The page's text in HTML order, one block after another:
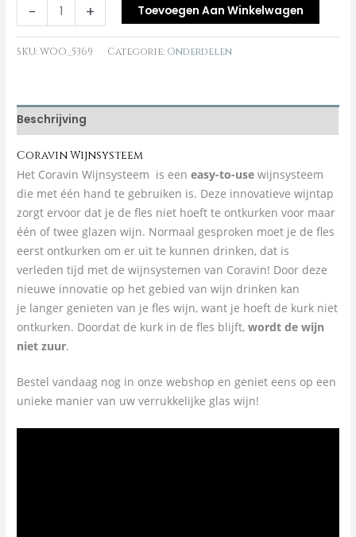
- + Toevoegen Aan Winkelwagen
SKU:WOO_5369 Categorie: Onderdelen
Beschrijving
Coravin Wijnsysteem
Het Coravin Wijnsysteem is eeneasy-to-use wijnsysteem
die met één hand te gebruiken is. Deze innovatieve wijntap
zorgt ervoor dat je de fles niet hoeft te ontkurken voor maar
één of twee glazen wijn. Normaal gesproken moet je de fles
eerst ontkurken om er uit te kunnen drinken, dat is
verleden tijd met de wijnsystemen van Coravin! Door deze
nieuwe innovatie op het gebied van wijn drinken kan
je langer genieten van je fles wijn, want je hoeft de kurk niet
ontkurken. Doordat de kurk in de fles blijft,wordt de wijn
niet zuur.
Bestel vandaag nog in onze webshop en geniet eens op een
unieke manier van uw verrukkelijke glas wijn!